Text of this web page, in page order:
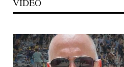
VIDEO